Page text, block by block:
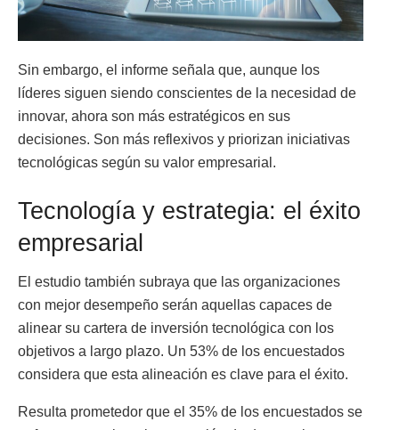
Sin embargo, el informe señala que, aunque los
líderes siguen siendo conscientes de la necesidad de
innovar, ahora son más estratégicos en sus
decisiones. Son más reflexivos y priorizan iniciativas
tecnológicas según su valor empresarial.
Tecnología y estrategia: el éxito
empresarial
El estudio también subraya que las organizaciones
con mejor desempeño serán aquellas capaces de
alinear su cartera de inversión tecnológica con los
objetivos a largo plazo. Un 53% de los encuestados
considera que esta alineación es clave para el éxito.
Resulta prometedor que el 35% de los encuestados se